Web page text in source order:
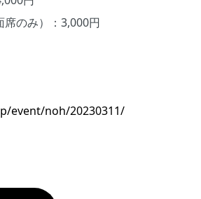
のみ）：3,000円
event/noh/20230311/